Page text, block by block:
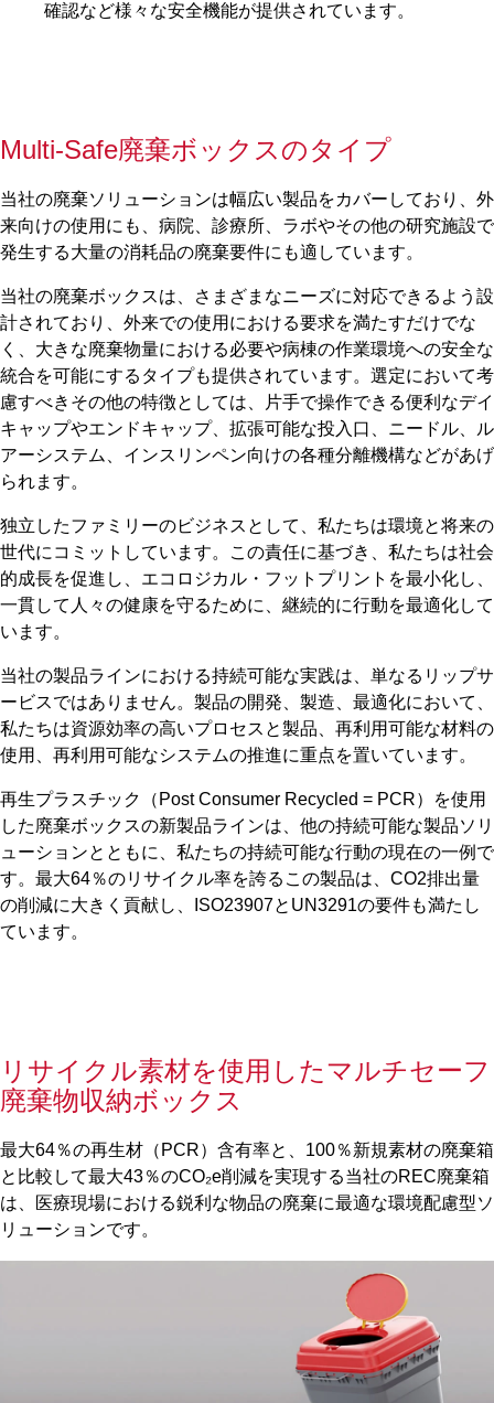
確認など様々な安全機能が提供されています。
Multi-Safe廃棄ボックスのタイプ
当社の廃棄ソリューションは幅広い製品をカバーしており、外
来向けの使用にも、病院、診療所、ラボやその他の研究施設で
発生する大量の消耗品の廃棄要件にも適しています。
当社の廃棄ボックスは、さまざまなニーズに対応できるよう設
計されており、外来での使用における要求を満たすだけでな
く、大きな廃棄物量における必要や病棟の作業環境への安全な
統合を可能にするタイプも提供されています。選定において考
慮すべきその他の特徴としては、片手で操作できる便利なデイ
キャップやエンドキャップ、拡張可能な投入口、ニードル、ル
アーシステム、インスリンペン向けの各種分離機構などがあげ
られます。
独立したファミリーのビジネスとして、私たちは環境と将来の
世代にコミットしています。この責任に基づき、私たちは社会
的成長を促進し、エコロジカル・フットプリントを最小化し、
一貫して人々の健康を守るために、継続的に行動を最適化して
います。
当社の製品ラインにおける持続可能な実践は、単なるリップサ
ービスではありません。製品の開発、製造、最適化において、
私たちは資源効率の高いプロセスと製品、再利用可能な材料の
使用、再利用可能なシステムの推進に重点を置いています。
再生プラスチック（Post Consumer Recycled = PCR）を使用
した廃棄ボックスの新製品ラインは、他の持続可能な製品ソリ
ューションとともに、私たちの持続可能な行動の現在の一例で
す。最大64％のリサイクル率を誇るこの製品は、CO2排出量
の削減に大きく貢献し、ISO23907とUN3291の要件も満たし
ています。
リサイクル素材を使用したマルチセーフ
廃棄物収納ボックス
最大64％の再生材（PCR）含有率と、100％新規素材の廃棄箱
と比較して最大43％のCO₂e削減を実現する当社のREC廃棄箱
は、医療現場における鋭利な物品の廃棄に最適な環境配慮型ソ
リューションです。